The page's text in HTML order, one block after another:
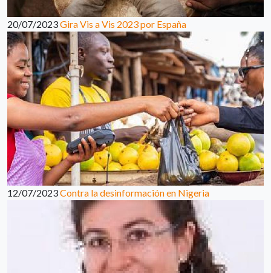
20/07/2023Gira Vis a Vis 2023 por España
12/07/2023Contra la desinformación en Nigeria